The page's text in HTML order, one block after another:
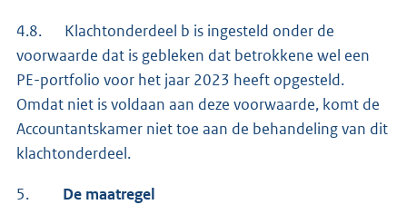
4.8. Klachtonderdeel b is ingesteld onder de
voorwaarde dat is gebleken dat betrokkene wel een
PE-portfolio voor het jaar 2023 heeft opgesteld.
Omdat niet is voldaan aan deze voorwaarde, komt de
Accountantskamer niet toe aan de behandeling van dit
klachtonderdeel.
5. De maatregel